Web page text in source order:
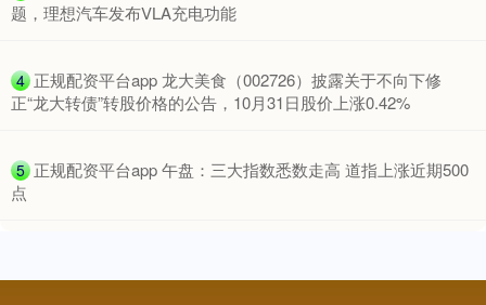
题，理想汽车发布VLA充电功能
4 ​正规配资平台app 龙大美食（002726）披露关于不向下修
正“龙大转债”转股价格的公告，10月31日股价上涨0.42%
5 ​正规配资平台app 午盘：三大指数悉数走高 道指上涨近期500
点